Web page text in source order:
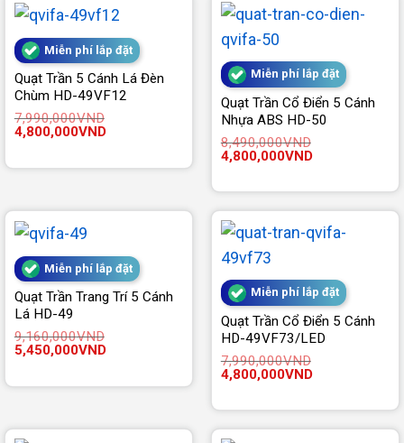
Miễn phí lắp đặt
Quạt Trần 5 Cánh Lá Đèn
Chùm HD-49VF12
7,990,000VND
Giá
gốc
7,990,000VND.
4,800,000VNDGiá
là:
Miễn phí lắp đặt
Quạt Trần Cổ Điển 5 Cánh
Nhựa ABS HD-50
8,490,000VND
Giá
gốc
8,490,000VND.
4,800,000VNDGiá
là:
4,800,000VND.
Miễn phí lắp đặt
Quạt Trần Trang Trí 5 Cánh
Lá HD-49
9,160,000VND
Giá
9,160,000VND.
5,450,000VNDGiá
là:
Miễn phí lắp đặt
Quạt Trần Cổ Điển 5 Cánh
HD-49VF73/LED
7,990,000VND
Giá
gốc
7,990,000VND.
4,800,000VNDGiá
là:
4,800,000VND.